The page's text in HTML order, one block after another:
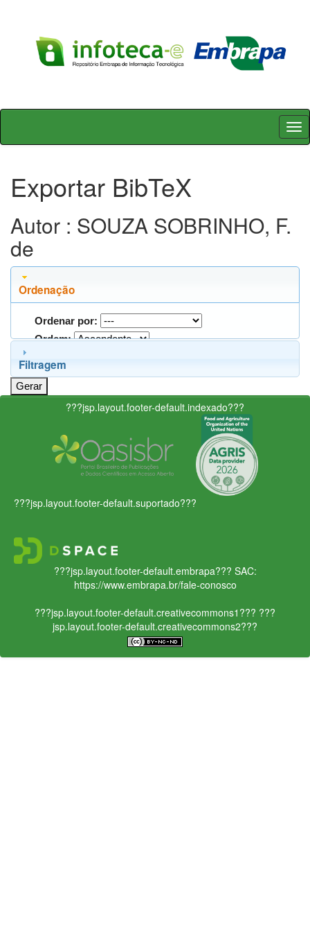
Skip
Exportar BibTeX
Autor : SOUZA SOBRINHO, F.
de
Ordenação
Ordenar por:
Ordem:
Filtragem
???jsp.layout.footer-default.indexado???
???jsp.layout.footer-default.suportado???
???jsp.layout.footer-default.embrapa??? SAC:
https://www.embrapa.br/fale-conosco
???jsp.layout.footer-default.creativecommons1??? ???
jsp.layout.footer-default.creativecommons2???